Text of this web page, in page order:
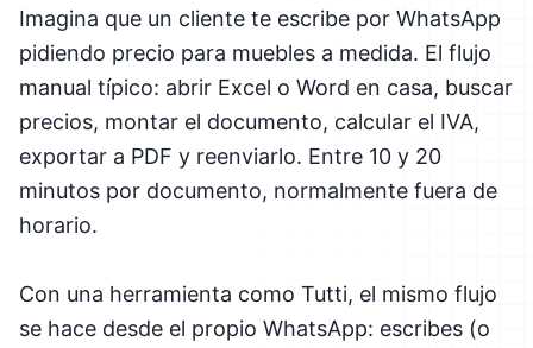
Imagina que un cliente te escribe por WhatsApp
pidiendo precio para muebles a medida. El flujo
manual típico: abrir Excel o Word en casa, buscar
precios, montar el documento, calcular el IVA,
exportar a PDF y reenviarlo. Entre 10 y 20
minutos por documento, normalmente fuera de
horario.
Con una herramienta como Tutti, el mismo flujo
se hace desde el propio WhatsApp: escribes (o